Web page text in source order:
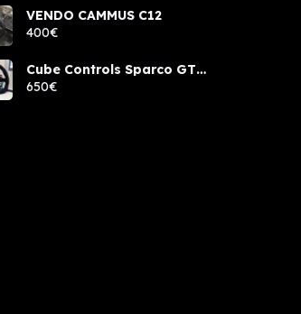
VENDO CAMMUS C12
400€
Cube Controls Sparco GT
PRO NUEVO
650€